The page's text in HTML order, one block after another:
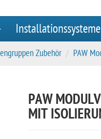
Installationssysteme
Zubehör PAW
PAW
MIT